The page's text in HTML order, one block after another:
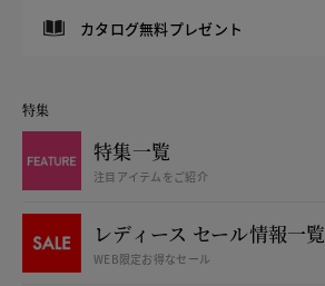
カタログ無料プレゼント
特集
特集一覧
注目アイテムをご紹介
レディース セール情報一覧
WEB限定お得なセール